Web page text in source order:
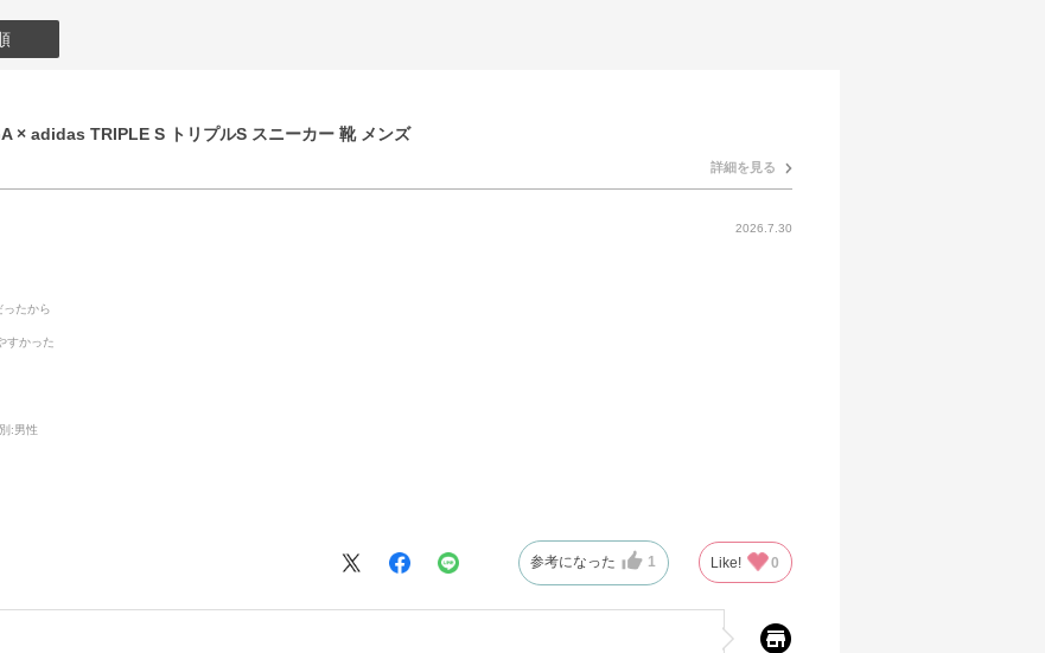
× adidas TRIPLE S トリプルS スニーカー 靴 メンズ
詳細を見る
2026.7.30
ったから
かった
:男性
参考になった 1 Like! 0